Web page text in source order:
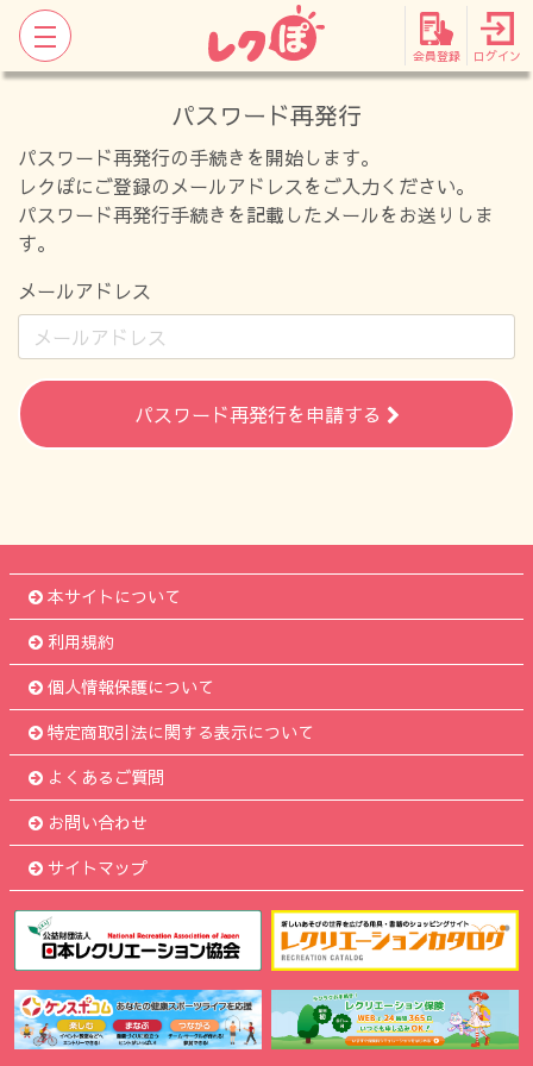
会員登録 ログイン
パスワード再発行
パスワード再発行の手続きを開始します。
レクぽにご登録のメールアドレスをご入力ください。
パスワード再発行手続きを記載したメールをお送りしま
す。
メールアドレス
パスワード再発行を申請する
本サイトについて
利用規約
個人情報保護について
特定商取引法に関する表示について
よくあるご質問
お問い合わせ
サイトマップ